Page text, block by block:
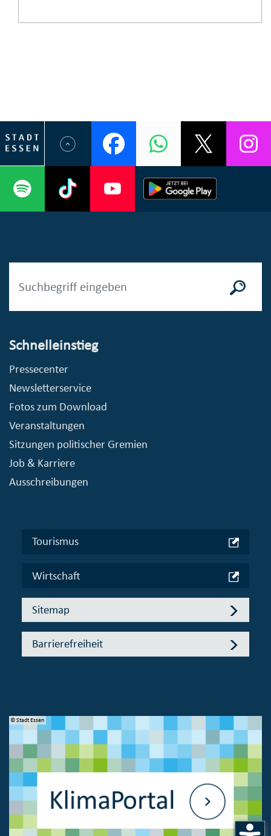
Schnelleinstieg
Pressecenter
Newsletterservice
Fotos zum Download
Veranstaltungen
Sitzungen politischer Gremien
Job & Karriere
Ausschreibungen
Tourismus
Wirtschaft
Sitemap
Barrierefreiheit
© Stadt Essen